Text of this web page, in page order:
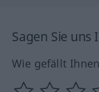
Sagen Sie
Wie gefällt